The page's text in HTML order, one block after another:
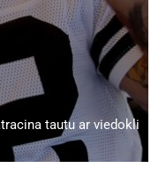
tautu ar viedokli